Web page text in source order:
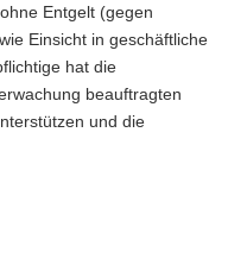
Entgelt (gegen
Einsicht in geschäftliche
hat die
beauftragten
und die